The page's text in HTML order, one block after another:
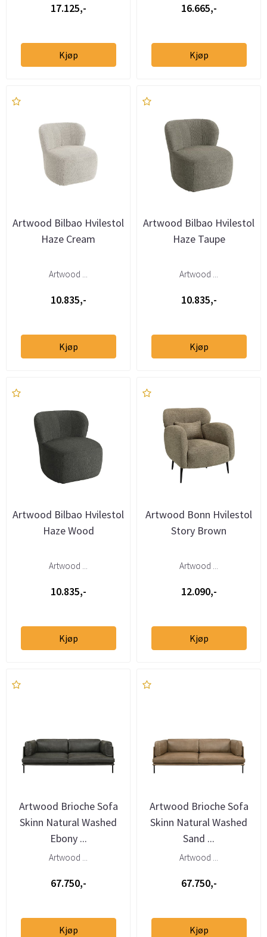
17.125,-
Kjøp
16.665,-
Kjøp
Artwood Bilbao Hvilestol
Haze Cream
Artwood ...
10.835,-
Kjøp
Artwood Bilbao Hvilestol
Haze Taupe
Artwood ...
10.835,-
Kjøp
Artwood Bilbao Hvilestol
Haze Wood
Artwood ...
10.835,-
Kjøp
Artwood Bonn Hvilestol
Story Brown
Artwood ...
12.090,-
Kjøp
Artwood Brioche Sofa
Skinn Natural Washed
Ebony ...
Artwood ...
67.750,-
Kjøp
Artwood Brioche Sofa
Skinn Natural Washed
Sand ...
Artwood ...
67.750,-
Kjøp